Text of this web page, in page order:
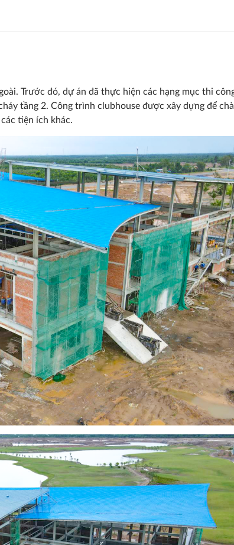
Trước đó, dự án đã thực hiện các hạng mục thi
tầng 2. Công trình clubhouse được xây dựng để
tiện ích khác.